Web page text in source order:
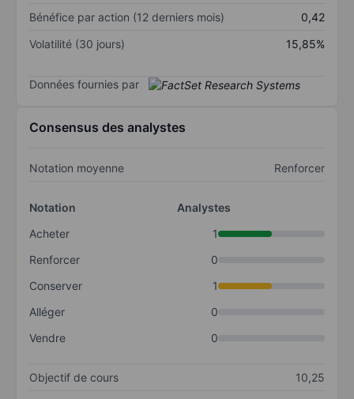
Bénéfice par action (12 derniers mois)
0,42
Volatilité (30 jours)
15,85%
Données fournies par
Consensus des analystes
Notation moyenne Renforcer
Notation
Analystes
Acheter
1
Renforcer
0
Conserver
1
Alléger
0
Vendre
0
Objectif de cours
10,25